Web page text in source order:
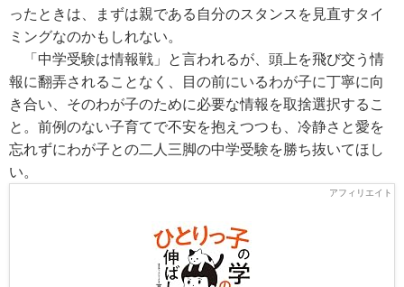
ったときは、まずは親である自分のスタンスを見直すタイ
ミングなのかもしれない。
「中学受験は情報戦」と言われるが、頭上を飛び交う情
報に翻弄されることなく、目の前にいるわが子に丁寧に向
き合い、そのわが子のために必要な情報を取捨選択するこ
と。前例のない子育てで不安を抱えつつも、冷静さと愛を
忘れずにわが子との二人三脚の中学受験を勝ち抜いてほし
い。